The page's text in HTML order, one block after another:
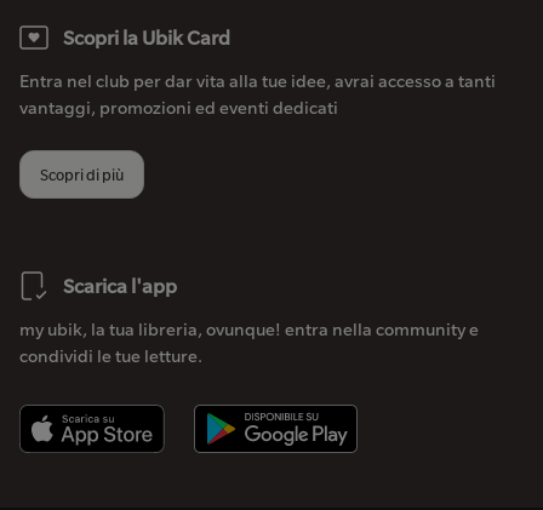
Scopri la Ubik Card
Entra nel club per dar vita alla tue idee, avrai accesso a tanti
vantaggi, promozioni ed eventi dedicati
Scopri di più
Scarica l'app
my ubik, la tua libreria, ovunque! entra nella community e
condividi le tue letture.